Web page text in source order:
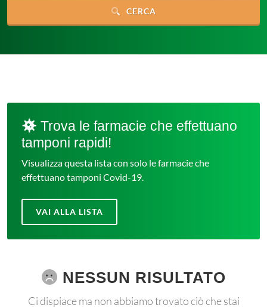
CERCA
Trova le farmacie che effettuano
tamponi rapidi!
Visualizza questa lista con solo le farmacie che
effettuano tamponi Covid-19.
VAI ALLA LISTA
NESSUN RISULTATO
Ci dispiace ma non abbiamo trovato ciò che stai